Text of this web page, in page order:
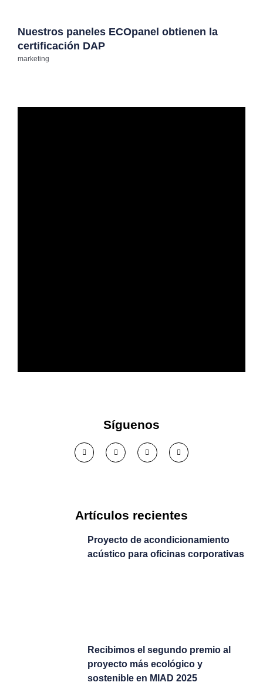
Nuestros paneles ECOpanel obtienen la
certificación DAP
marketing
Ver solución >
Síguenos
Artículos recientes
Proyecto de acondicionamiento
acústico para oficinas corporativas
Recibimos el segundo premio al
proyecto más ecológico y
sostenible en MIAD 2025